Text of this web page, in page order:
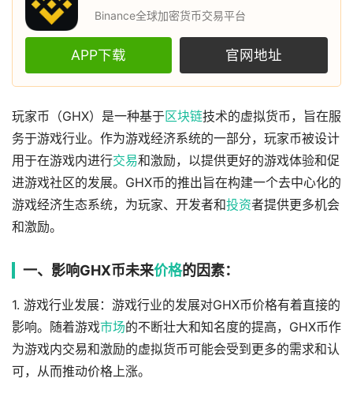
Binance全球加密货币交易平台
APP下载 官网地址
玩家币（GHX）是一种基于区块链技术的虚拟货币，旨在服
务于游戏行业。作为游戏经济系统的一部分，玩家币被设计
用于在游戏内进行交易和激励，以提供更好的游戏体验和促
进游戏社区的发展。GHX币的推出旨在构建一个去中心化的
游戏经济生态系统，为玩家、开发者和投资者提供更多机会
和激励。
一、影响GHX币未来价格的因素：
1. 游戏行业发展：游戏行业的发展对GHX币价格有着直接的
影响。随着游戏市场的不断壮大和知名度的提高，GHX币作
为游戏内交易和激励的虚拟货币可能会受到更多的需求和认
可，从而推动价格上涨。